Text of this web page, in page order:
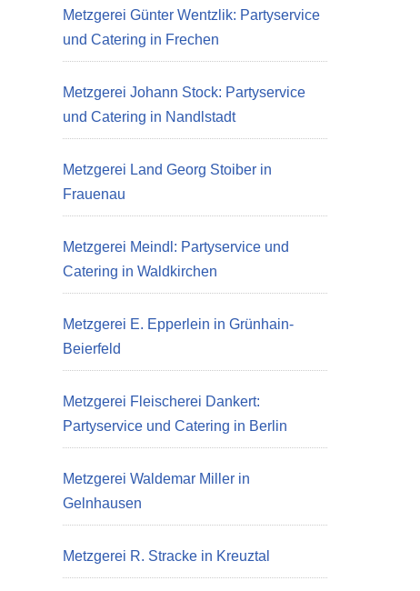
Metzgerei Günter Wentzlik: Partyservice
und Catering in Frechen
Metzgerei Johann Stock: Partyservice
und Catering in Nandlstadt
Metzgerei Land Georg Stoiber in
Frauenau
Metzgerei Meindl: Partyservice und
Catering in Waldkirchen
Metzgerei E. Epperlein in Grünhain-
Beierfeld
Metzgerei Fleischerei Dankert:
Partyservice und Catering in Berlin
Metzgerei Waldemar Miller in
Gelnhausen
Metzgerei R. Stracke in Kreuztal